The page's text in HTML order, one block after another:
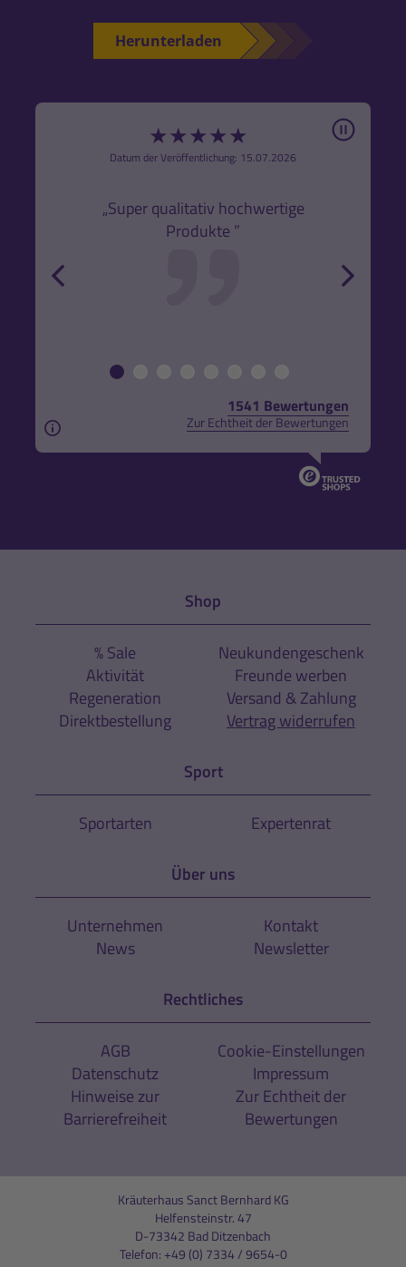
Herunterladen
★★★★★
Datum der Veröffentlichung: 15.07.2026
„Super qualitativ hochwertige
Produkte ”
Pause
1541 Bewertungen
Zur Echtheit der Bewertungen
Aus rechtlichen Gründen weisen wir darauf hin,
Shop
% Sale
Aktivität
Regeneration
Direktbestellung
Neukundengeschenk
Freunde werben
Versand & Zahlung
Vertrag widerrufen
Sport
Sportarten Expertenrat
Über uns
Unternehmen
News
Kontakt
Newsletter
Rechtliches
AGB
Datenschutz
Hinweise zur
Barrierefreiheit
Cookie-Einstellungen
Impressum
Zur Echtheit der
Bewertungen
Kräuterhaus Sanct Bernhard KG
Helfensteinstr. 47
D-73342 Bad Ditzenbach
Telefon: +49 (0) 7334 / 9654-0